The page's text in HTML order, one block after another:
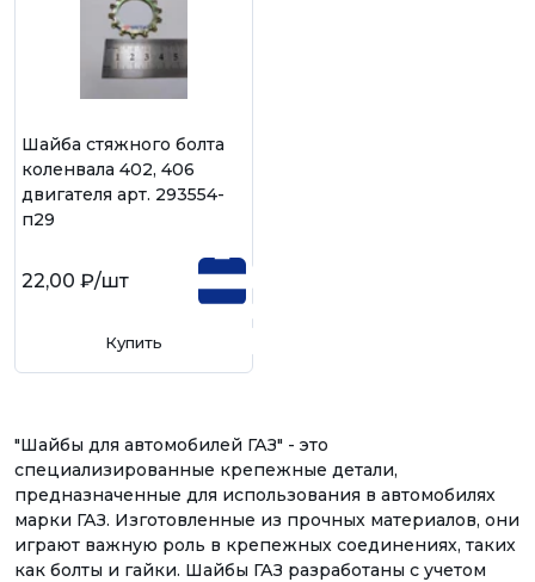
Шайба стяжного болта
коленвала 402, 406
двигателя арт. 293554-
п29
22,00 ₽/шт
Купить
"Шайбы для автомобилей ГАЗ" - это
специализированные крепежные детали,
предназначенные для использования в автомобилях
марки ГАЗ. Изготовленные из прочных материалов, они
играют важную роль в крепежных соединениях, таких
как болты и гайки. Шайбы ГАЗ разработаны с учетом